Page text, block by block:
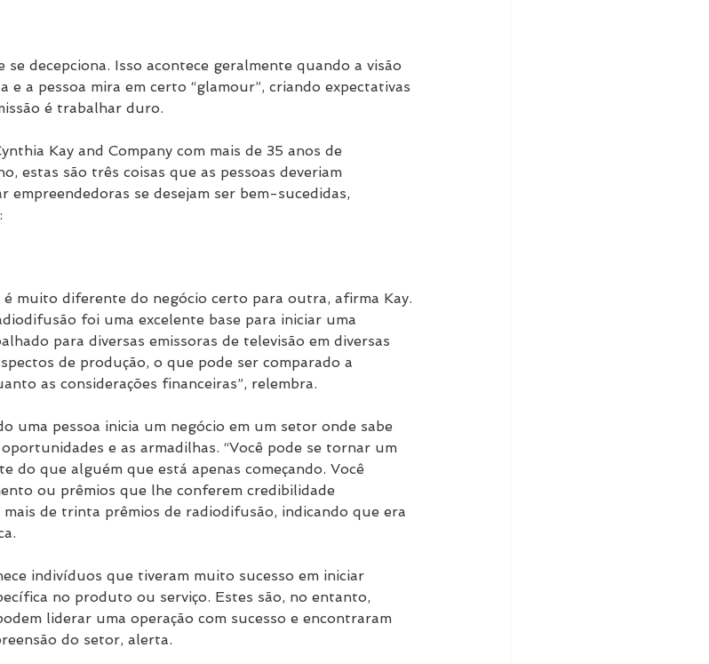
decepciona. Isso acontece geralmente quando a visão
e a pessoa mira em certo “glamour”, criando expectativas
é trabalhar duro.
Kay and Company com mais de 35 anos de
estas são três coisas que as pessoas deveriam
empreendedoras se desejam ser bem-sucedidas,
muito diferente do negócio certo para outra, afirma Kay.
foi uma excelente base para iniciar uma
para diversas emissoras de televisão em diversas
de produção, o que pode ser comparado a
as considerações financeiras”, relembra.
uma pessoa inicia um negócio em um setor onde sabe
e as armadilhas. “Você pode se tornar um
do que alguém que está apenas começando. Você
ou prêmios que lhe conferem credibilidade
de trinta prêmios de radiodifusão, indicando que era
indivíduos que tiveram muito sucesso em iniciar
no produto ou serviço. Estes são, no entanto,
liderar uma operação com sucesso e encontraram
do setor, alerta.